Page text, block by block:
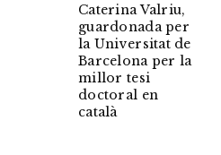
Caterina Valriu,
guardonada per
la Universitat de
Barcelona per la
millor tesi
doctoral en
català